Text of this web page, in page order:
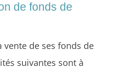
de fonds de
vente de ses fonds de
suivantes sont à